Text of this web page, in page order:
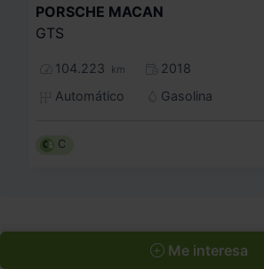
PORSCHE MACAN
GTS
104.223 km
2018
Automático
Gasolina
C
Sigue explorando
Me interesa